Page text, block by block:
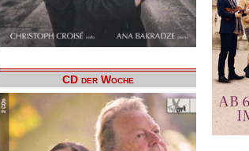
CD der Woche